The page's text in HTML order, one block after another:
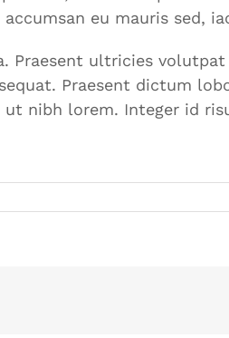
eu mauris sed,
Praesent ultricies
Praesent dictum
nibh lorem. Integer id